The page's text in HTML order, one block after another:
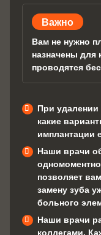
Важно
Вам не нужно
назначены для
проводятся
При удалении
какие
имплантации
Наши врачи
позволяет
замену зуба
больного
Наши врачи
коллегами.